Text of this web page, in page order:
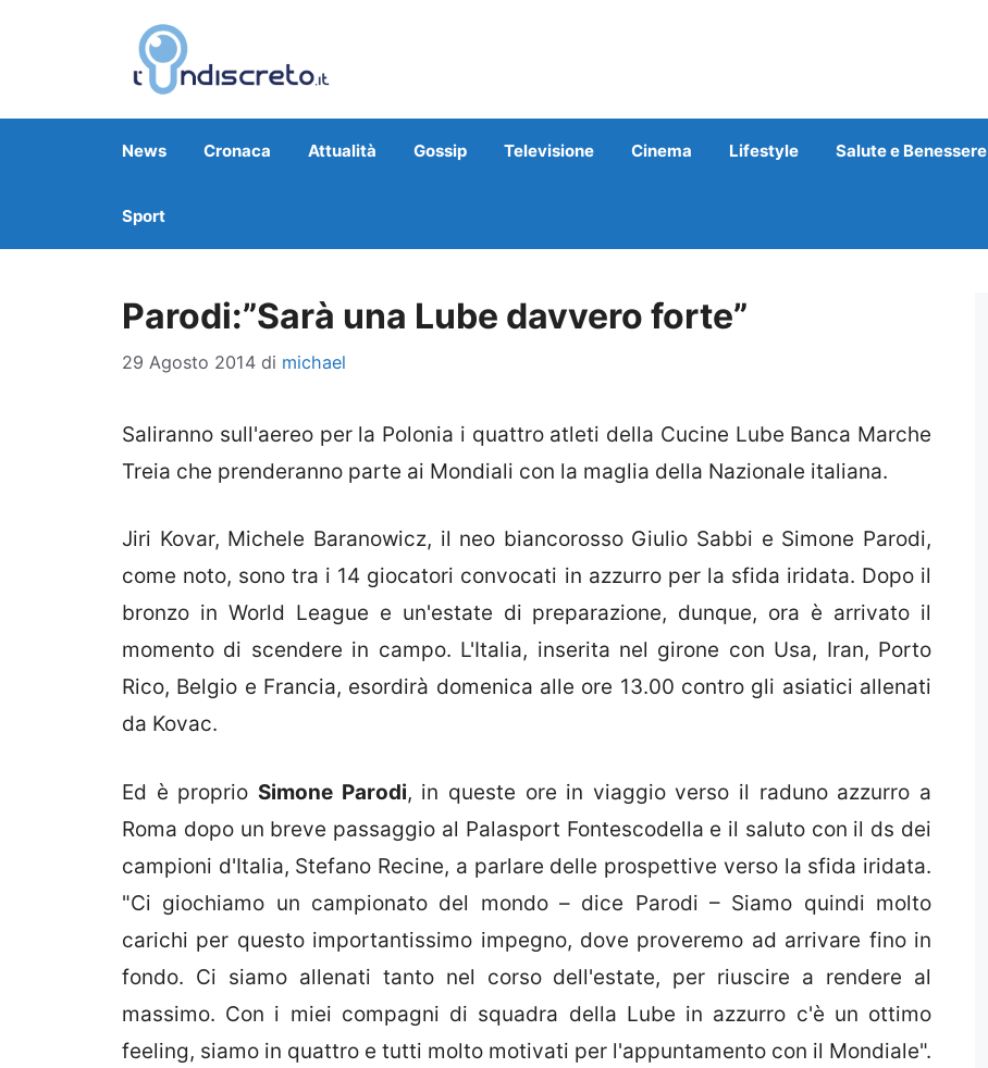
News Cronaca Attualità Gossip Televisione Cinema Lifestyle Salute e Benessere
Sport
Parodi:”Sarà una Lube davvero forte”
29 Agosto 2014 di michael
Saliranno sull'aereo per la Polonia i quattro atleti della Cucine Lube Banca Marche
Treia che prenderanno parte ai Mondiali con la maglia della Nazionale italiana.
Jiri Kovar, Michele Baranowicz, il neo biancorosso Giulio Sabbi e Simone Parodi,
come noto, sono tra i 14 giocatori convocati in azzurro per la sfida iridata. Dopo il
bronzo in World League e un'estate di preparazione, dunque, ora è arrivato il
momento di scendere in campo. L'Italia, inserita nel girone con Usa, Iran, Porto
Rico, Belgio e Francia, esordirà domenica alle ore 13.00 contro gli asiatici allenati
da Kovac.
Ed è proprio Simone Parodi, in queste ore in viaggio verso il raduno azzurro a
Roma dopo un breve passaggio al Palasport Fontescodella e il saluto con il ds dei
campioni d'Italia, Stefano Recine, a parlare delle prospettive verso la sfida iridata.
"Ci giochiamo un campionato del mondo – dice Parodi – Siamo quindi molto
carichi per questo importantissimo impegno, dove proveremo ad arrivare fino in
fondo. Ci siamo allenati tanto nel corso dell'estate, per riuscire a rendere al
massimo. Con i miei compagni di squadra della Lube in azzurro c'è un ottimo
feeling, siamo in quattro e tutti molto motivati per l'appuntamento con il Mondiale".